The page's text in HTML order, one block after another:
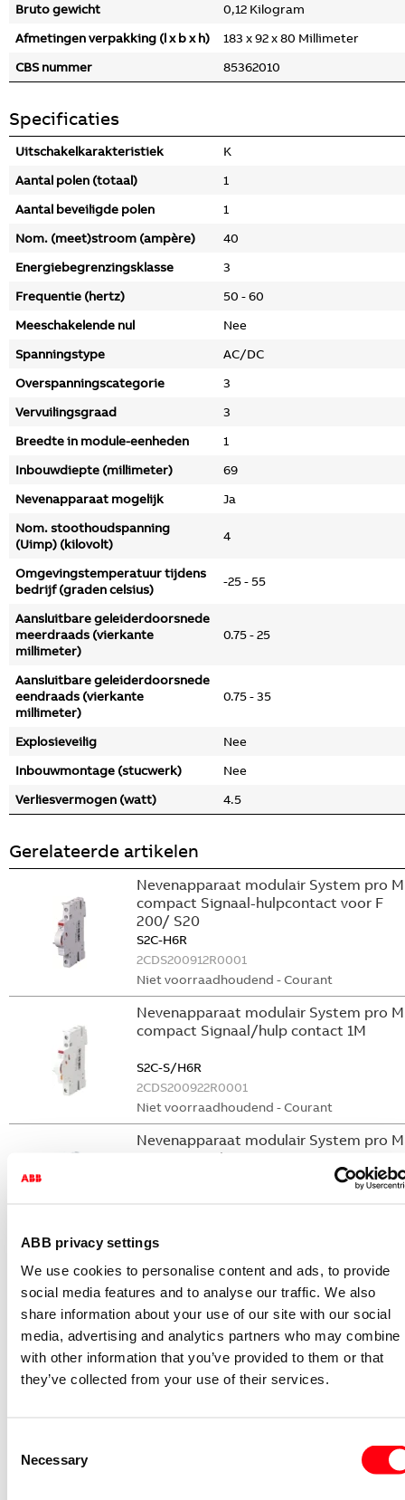
ABB privacy settings
We use cookies to personalise content and ads, to provide
social media features and to analyse our traffic. We also
share information about your use of our site with our social
media, advertising and analytics partners who may combine
with other information that you’ve provided to them or that
they’ve collected from your use of their services.
Selection
Necessary
Bruto gewicht
0,12 Kilogram
Afmetingen verpakking (l x b x h)
183 x 92 x 80 Millimeter
CBS nummer
85362010
Specificaties
Uitschakelkarakteristiek
K
Aantal polen (totaal)
1
Aantal beveiligde polen
1
Nom. (meet)stroom (ampère)
40
Energiebegrenzingsklasse
3
Frequentie (hertz)
50 - 60
Meeschakelende nul
Nee
Spanningstype
AC/DC
Overspanningscategorie
3
Vervuilingsgraad
3
Breedte in module-eenheden
1
Inbouwdiepte (millimeter)
69
Nevenapparaat mogelijk
Ja
Nom. stoothoudspanning
(Uimp) (kilovolt)
4
Omgevingstemperatuur tijdens
bedrijf (graden celsius)
-25 - 55
Aansluitbare geleiderdoorsnede
meerdraads (vierkante
millimeter)
0.75 - 25
Aansluitbare geleiderdoorsnede
eendraads (vierkante
millimeter)
0.75 - 35
Explosieveilig
Nee
Inbouwmontage (stucwerk)
Nee
Verliesvermogen (watt)
4.5
Gerelateerde artikelen
Nevenapparaat modulair System pro M
compact Signaal-hulpcontact voor F
200/ S20
S2C-H6R
2CDS200912R0001
Niet voorraadhoudend - Courant
Nevenapparaat modulair System pro M
compact Signaal/hulp contact 1M
S2C-S/H6R
2CDS200922R0001
Niet voorraadhoudend - Courant
Nevenapparaat modulair System pro M
compact Hulpcontact
Nevenapparaat modulair System pro M
compact Hulpcontact 1M+1V
S2C-H11L
2CDS200936R0001
Niet voorraadhoudend - Courant